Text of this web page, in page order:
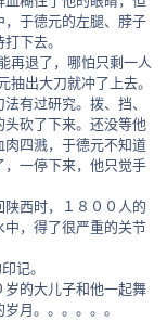
于德元的左腿、脖子
下去。
再退了，哪怕只剩一人
出大刀就冲了上去。
有过研究。拨、挡、
砍了下来。还没等他
四溅，于德元不知道
一停下来，他只觉手
西时，１８００人的
，得了很严重的关节
记。
的大儿子和他一起舞
月。。。。。。